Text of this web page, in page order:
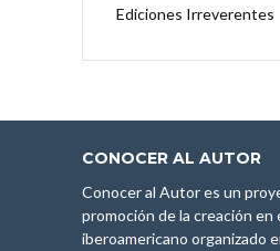
Ediciones Irreverentes
CONOCER AL AUTOR
Conocer al Autor es un
promoción de la creación en
iberoamericano organizado